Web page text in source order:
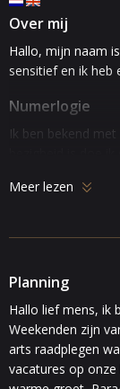
Over mij
Hallo, mijn naam
sensitief en ik heb
Numerlogie
Ik ben bekend
ik ben al 25 jaar
Parapsychologie
Verder ben ik
Ook ben ik
Nederland en
knoei zaten weer
Meer lezen
Planning
Hallo lief mens, ik
Weekenden zijn
arts raadplegen
vacatures op